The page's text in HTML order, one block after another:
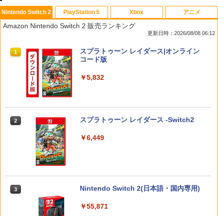
1
＼マラソン限定！最大15％OFFクーポン
／【レビューで液晶保護フィルムプレゼ
ント】Nintendo Switch2 ケース ニンテ
ードケース カバー 収納ケース 耐衝撃 フ
ィルムプレゼント スリム 有機ELモデル
2
Switch 2 Sports ゲーム用 スイッチ2 対
ケット セット 体感スポーツ対応 Ninten
1
2セット PS5 コントローラー用 ボタン
補修 修理パーツ 交換用 ラバー セット 修
理パーツ 修理キット プレイステーショ
￥640
ルの竜と時をぬすむ少女／PS5
￥3,872
1
映画『THE FIRST SLAM DUNK』 STAN
DARD EDITION【Blu-ray】（早期予約
特典なし） [ 井上雄彦 ]
￥3,850
￥4,327
Nintendo Switch 2
Amazon Nintendo Switch 2 販売ランキング
更新日時：2026/08/08 06:12
1
スプラトゥーン レイダース|オンライン
コード版
￥5,832
2 スプラトゥーン レイダース -Switch2
￥6,449
3 Nintendo Switch 2(日本語・国内専用)
￥55,871
PlayStation 5 Xbox アニメ